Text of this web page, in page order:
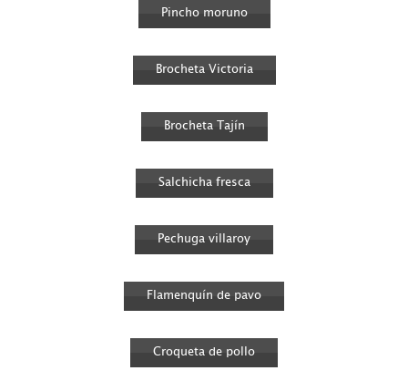
Pincho moruno
Brocheta Victoria
Brocheta Tajín
Salchicha fresca
Pechuga villaroy
Flamenquín de pavo
Croqueta de pollo